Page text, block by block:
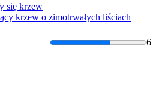
się krzew
krzew o zimotrwałych liściach
6